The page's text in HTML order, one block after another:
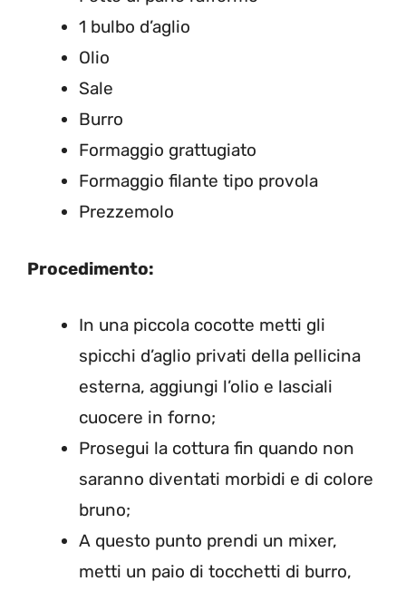
1 bulbo d’aglio
Olio
Sale
Burro
Formaggio grattugiato
Formaggio filante tipo provola
Prezzemolo
Procedimento:
In una piccola cocotte metti gli
spicchi d’aglio privati della pellicina
esterna, aggiungi l’olio e lasciali
cuocere in forno;
Prosegui la cottura fin quando non
saranno diventati morbidi e di colore
bruno;
A questo punto prendi un mixer,
metti un paio di tocchetti di burro,